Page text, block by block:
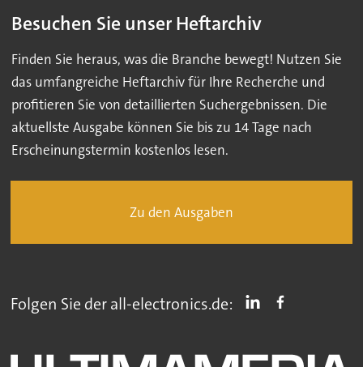
Besuchen Sie unser Heftarchiv
Finden Sie heraus, was die Branche bewegt! Nutzen Sie
das umfangreiche Heftarchiv für Ihre Recherche und
profitieren Sie von detaillierten Suchergebnissen. Die
aktuellste Ausgabe können Sie bis zu 14 Tage nach
Erscheinungstermin kostenlos lesen.
Zu den Ausgaben
Folgen Sie der all-electronics.de: